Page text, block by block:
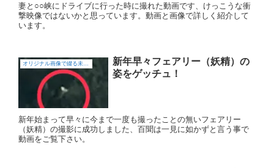
妻と○○峡にドライブに行った時に撮れた動画です、けっこうな衝
撃映像ではないかと思っています。動画と画像で詳しく紹介して
います。
オリジナル画像で綴る未確認飛行物体（UFO)
新年早々フェアリー（妖精）の
姿をゲッチュ！
新年始まって早々に今まで一度も撮ったことの無いフェアリー
（妖精）の撮影に成功しました、百聞は一見に如かずと言う事で
動画をご覧下さい。